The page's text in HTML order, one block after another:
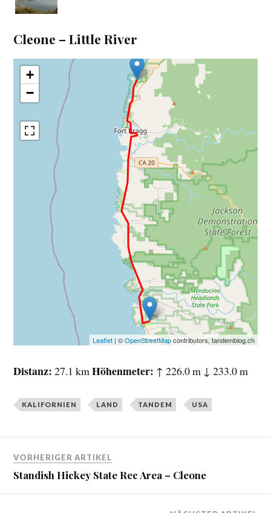
Cleone – Little River
+
−
Leaflet| ©OpenStreetMapcontributors, tandemblog.ch
Distanz 27.1 kmHöhenmeter ↑ 226.0 m ↓ 233.0 m
KALIFORNIEN LAND TANDEM USA
VORHERIGER ARTIKEL
Standish Hickey State Rec Area – Cleone